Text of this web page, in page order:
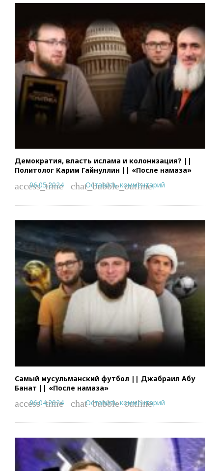
Демократия, власть ислама и колонизация? ||
Политолог Карим Гайнуллин || «После намаза»
access_time
06.05.2024 chat_bubble_outline
Оставить комментарий
Самый мусульманский футбол || Джабраил Абу
Банат || «После намаза»
access_time
06.04.2024 chat_bubble_outline
Оставить комментарий